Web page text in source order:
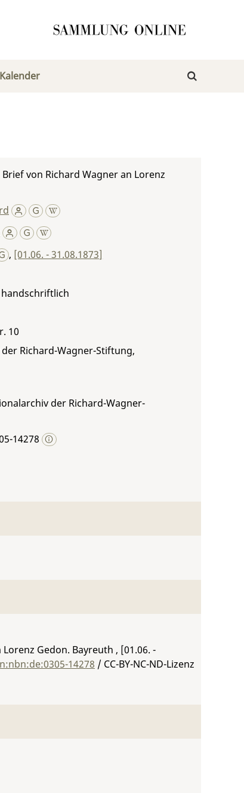
Kalender
von Richard Wagner an Lorenz
, [01.06. - 31.08.1873]
10
Richard-Wagner-Stiftung,
der Richard-Wagner-
14278
Gedon. Bayreuth , [01.06. -
14278 / CC-BY-NC-ND-Lizenz